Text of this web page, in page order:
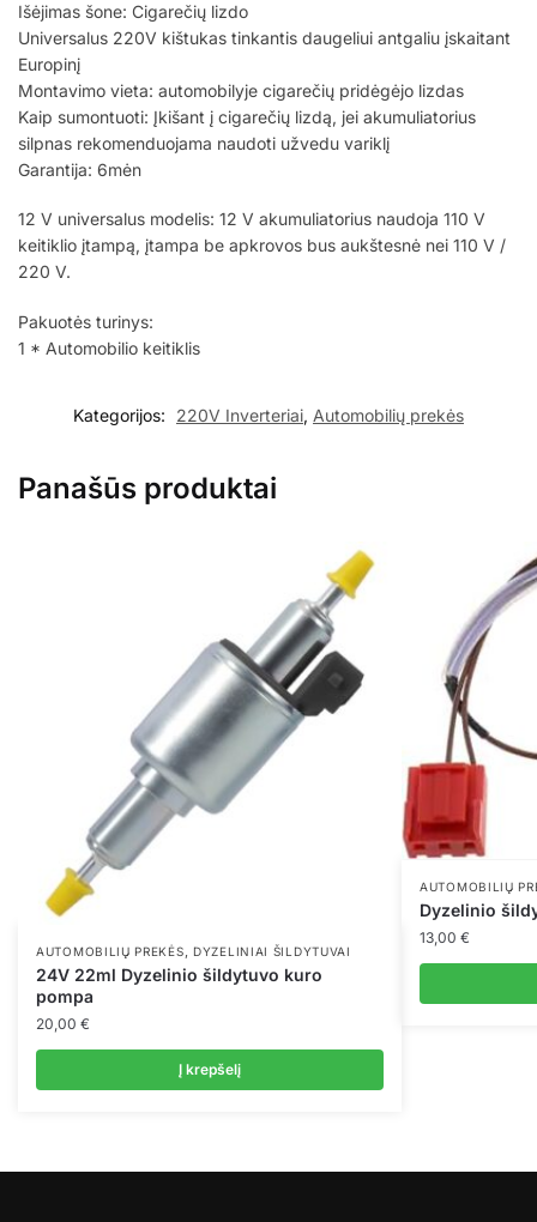
Išėjimas šone: Cigarečių lizdo
Universalus 220V kištukas tinkantis daugeliui antgaliu įskaitant
Europinį
Montavimo vieta: automobilyje cigarečių pridėgėjo lizdas
Kaip sumontuoti: Įkišant į cigarečių lizdą, jei akumuliatorius
silpnas rekomenduojama naudoti užvedu variklį
Garantija: 6mėn
12 V universalus modelis: 12 V akumuliatorius naudoja 110 V
keitiklio įtampą, įtampa be apkrovos bus aukštesnė nei 110 V /
220 V.
Pakuotės turinys:
1 * Automobilio keitiklis
Kategorijos: 220V Inverteriai, Automobilių prekės
Panašūs produktai
AUTOMOBILIŲ PREKĖS,DYZELINIAI ŠILDYTUVAI
24V 22ml Dyzelinio šildytuvo kuro
pompa
20,00 €
Į krepšelį
AUTOMOBILIŲ
Dyzelinio
13,00 €